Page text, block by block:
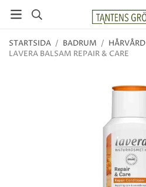
STARTSIDA / BADRUM / HÅRVÅRD
LAVERA BALSAM REPAIR & CARE